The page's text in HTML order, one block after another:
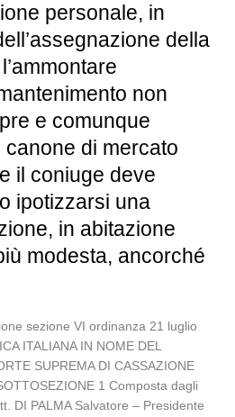
personale, in
della
non
e comunque
di mercato
il coniuge deve
ipotizzarsi una
in abitazione
modesta, ancorché
sezione VI ordinanza 21 luglio
ITALIANA IN NOME DEL
SUPREMA DI CASSAZIONE
1 Composta dagli
DI PALMA Salvatore – Presidente